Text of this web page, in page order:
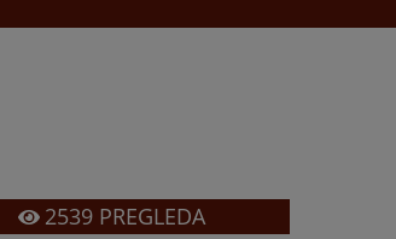
2539PREGLEDA